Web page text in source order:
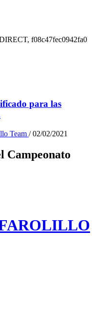
f08c47fec0942fa0
para las
Team /02/02/2021
Campeonato